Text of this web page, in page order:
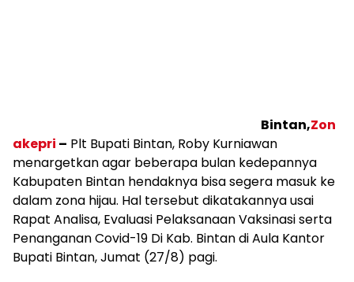
Bintan,Zon
akepri – Plt Bupati Bintan, Roby Kurniawan
menargetkan agar beberapa bulan kedepannya
Kabupaten Bintan hendaknya bisa segera masuk ke
dalam zona hijau. Hal tersebut dikatakannya usai
Rapat Analisa, Evaluasi Pelaksanaan Vaksinasi serta
Penanganan Covid-19 Di Kab. Bintan di Aula Kantor
Bupati Bintan, Jumat (27/8) pagi.